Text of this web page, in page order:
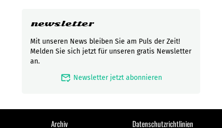
newsletter
Mit unseren News bleiben Sie am Puls der Zeit!
Melden Sie sich jetzt für unseren gratis Newsletter
an.
mark_email_read Newsletter jetzt abonnieren
Archiv Datenschutzrichtlinien